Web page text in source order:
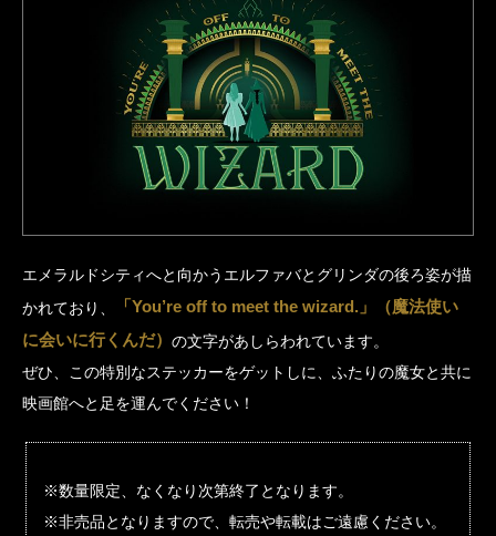
エメラルドシティへと向かうエルファバとグリンダの後ろ姿が描
かれており、
「You’re off to meet the wizard.」（魔法使い
に会いに行くんだ） の文字があしらわれています。
ぜひ、この特別なステッカーをゲットしに、ふたりの魔女と共に
映画館へと足を運んでください！
※数量限定、なくなり次第終了となります。
※非売品となりますので、転売や転載はご遠慮ください。